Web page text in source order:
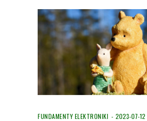
FUNDAMENTY ELEKTRONIKI 2023-07-12